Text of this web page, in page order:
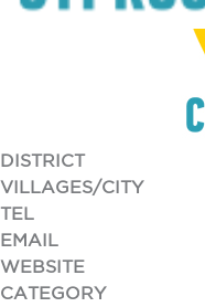
DISTRICT
VILLAGES/CITY
TEL
EMAIL
WEBSITE
CATEGORY